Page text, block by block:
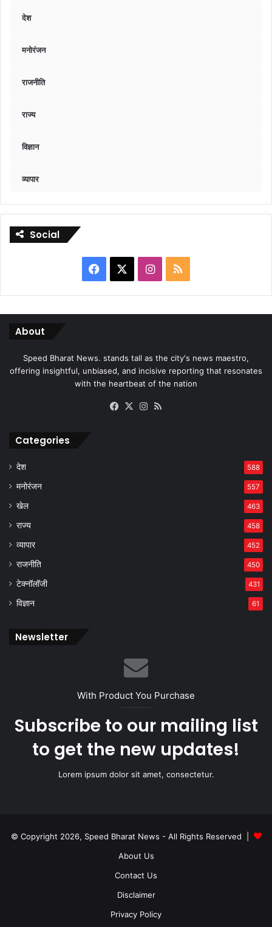
देश
मनोरंजन
राजनीति
राज्य
विज्ञान
व्यापार
Social
Facebook Instagram
RSS
About
Speed Bharat News. stands tall as the city's news maestro,
offering insightful, unbiased, and incisive reporting that resonates
with the heartbeat of the nation
Facebook
X Instagram
Categories
देश 588
मनोरंजन 557
खेल 463
राज्य 458
व्यापार 452
राजनीति 450
टेक्नॉलॉजी 431
विज्ञान 61
Newsletter
With Product You Purchase
Subscribe to our mailing list
to get the new updates!
Lorem ipsum dolor sit amet, consectetur.
© Copyright 2026, Speed Bharat News - All Rights Reserved |
About Us
Contact Us
Disclaimer
Privacy Policy